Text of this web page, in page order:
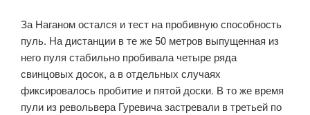
За Наганом остался и тест на пробивную способность
пуль. На дистанции в те же 50 метров выпущенная из
него пуля стабильно пробивала четыре ряда
свинцовых досок, а в отдельных случаях
фиксировалось пробитие и пятой доски. В то же время
пули из револьвера Гуревича застревали в третьей по